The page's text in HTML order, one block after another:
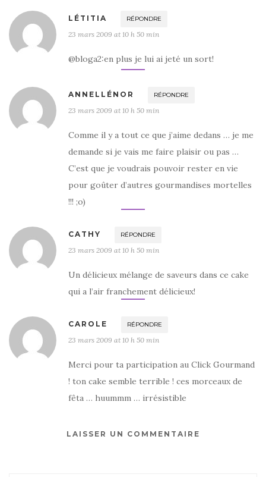
LÉTITIA RÉPONDRE
23 mars 2009 at 10 h 50 min
@bloga2:en plus je lui ai jeté un sort!
ANNELLÉNOR RÉPONDRE
23 mars 2009 at 10 h 50 min
Comme il y a tout ce que j’aime dedans … je me
demande si je vais me faire plaisir ou pas …
C’est que je voudrais pouvoir rester en vie
pour goûter d’autres gourmandises mortelles
!!! ;o)
CATHY RÉPONDRE
23 mars 2009 at 10 h 50 min
Un délicieux mélange de saveurs dans ce cake
qui a l’air franchement délicieux!
CAROLE RÉPONDRE
23 mars 2009 at 10 h 50 min
Merci pour ta participation au Click Gourmand
! ton cake semble terrible ! ces morceaux de
fêta … huummm … irrésistible
LAISSER UN COMMENTAIRE